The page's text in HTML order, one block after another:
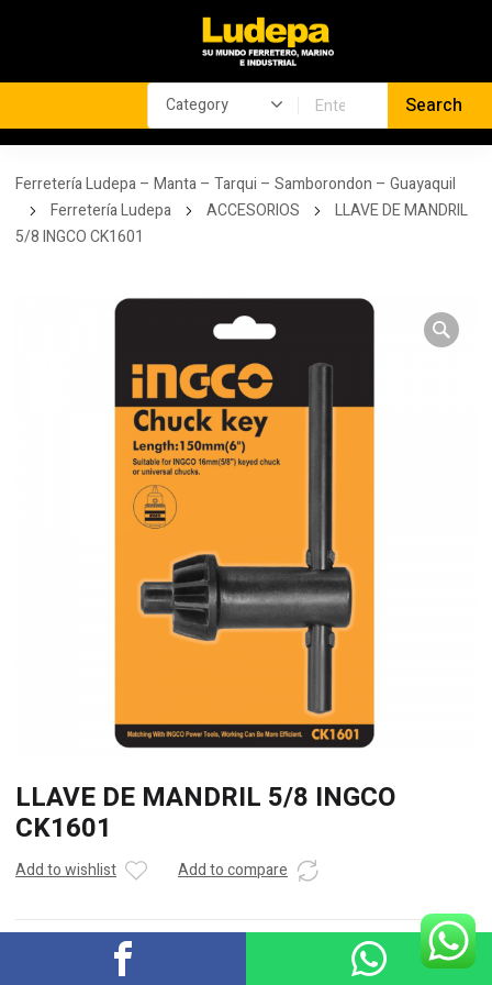
Ferretería Ludepa – Manta – Tarqui – Samborondon – Guayaquil
Ferretería Ludepa
ACCESORIOS
LLAVE DE MANDRIL
5/8 INGCO CK1601
LLAVE DE MANDRIL 5/8 INGCO
CK1601
Add to wishlist Add to compare
ACCESORIOS HERRAMIENTAS ELECTRICAS